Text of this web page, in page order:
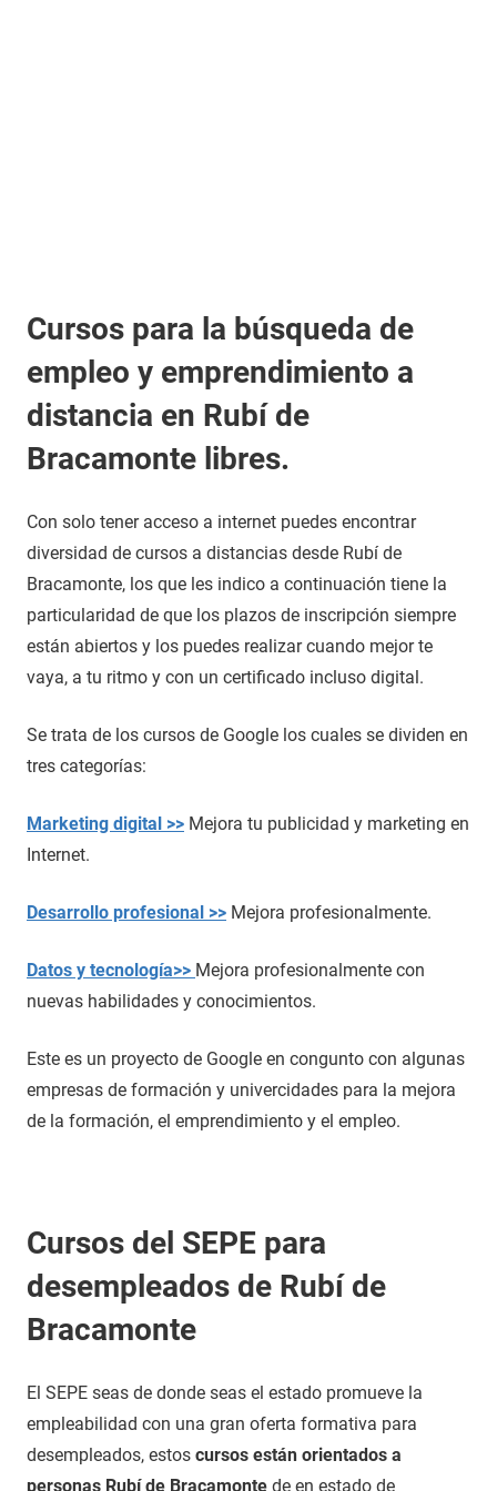
Cursos para la búsqueda de
empleo y emprendimiento a
distancia en Rubí de
Bracamonte libres.
Con solo tener acceso a internet puedes encontrar
diversidad de cursos a distancias desde Rubí de
Bracamonte, los que les indico a continuación tiene la
particularidad de que los plazos de inscripción siempre
están abiertos y los puedes realizar cuando mejor te
vaya, a tu ritmo y con un certificado incluso digital.
Se trata de los cursos de Google los cuales se dividen en
tres categorías:
Marketing digital >> Mejora tu publicidad y marketing en
Internet.
Desarrollo profesional >> Mejora profesionalmente.
Datos y tecnología>> Mejora profesionalmente con
nuevas habilidades y conocimientos.
Este es un proyecto de Google en congunto con algunas
empresas de formación y univercidades para la mejora
de la formación, el emprendimiento y el empleo.
Cursos del SEPE para
desempleados de Rubí de
Bracamonte
El SEPE seas de donde seas el estado promueve la
empleabilidad con una gran oferta formativa para
desempleados, estos cursos están orientados a
personas Rubí de Bracamonte de en estado de